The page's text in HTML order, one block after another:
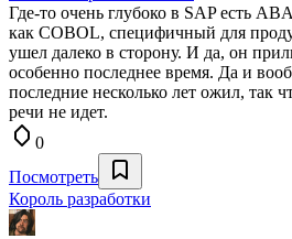
Где-то очень глубоко в SAP есть
как COBOL, специфичный для
ушел далеко в сторону. И да, он
особенно последнее время. Да и
последние несколько лет ожил, так
речи не идет.
0
Посмотреть
Король разработки